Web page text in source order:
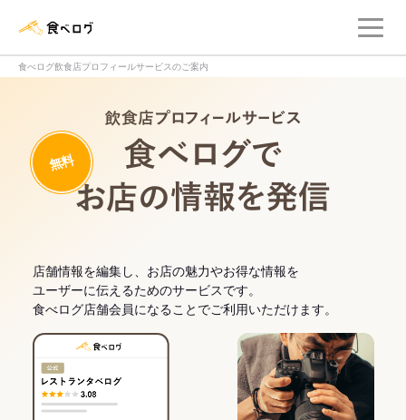
食べログ飲食店プロフィールサービスのご案内
無料
店舗情報を編集し、お店の魅力やお得な情報を
ユーザーに伝えるためのサービスです。
食べログ店舗会員になることでご利用いただけます。